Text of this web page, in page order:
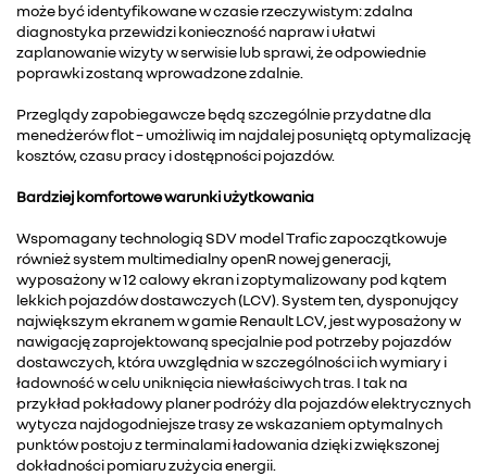
może być identyfikowane w czasie rzeczywistym: zdalna
diagnostyka przewidzi konieczność napraw i ułatwi
zaplanowanie wizyty w serwisie lub sprawi, że odpowiednie
poprawki zostaną wprowadzone zdalnie.
Przeglądy zapobiegawcze będą szczególnie przydatne dla
menedżerów flot – umożliwią im najdalej posuniętą optymalizację
kosztów, czasu pracy i dostępności pojazdów.
Bardziej komfortowe warunki użytkowania
Wspomagany technologią SDV model Trafic zapoczątkowuje
również system multimedialny openR nowej generacji,
wyposażony w 12 calowy ekran i zoptymalizowany pod kątem
lekkich pojazdów dostawczych (LCV). System ten, dysponujący
największym ekranem w gamie Renault LCV, jest wyposażony w
nawigację zaprojektowaną specjalnie pod potrzeby pojazdów
dostawczych, która uwzględnia w szczególności ich wymiary i
ładowność w celu uniknięcia niewłaściwych tras. I tak na
przykład pokładowy planer podróży dla pojazdów elektrycznych
wytycza najdogodniejsze trasy ze wskazaniem optymalnych
punktów postoju z terminalami ładowania dzięki zwiększonej
dokładności pomiaru zużycia energii.